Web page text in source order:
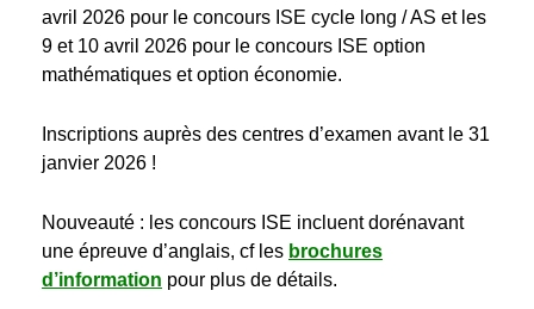
avril 2026 pour le concours ISE cycle long / AS et les
9 et 10 avril 2026 pour le concours ISE option
mathématiques et option économie.
Inscriptions auprès des centres d’examen avant le 31
janvier 2026 !
Nouveauté : les concours ISE incluent dorénavant
une épreuve d’anglais, cf les brochures
d’information pour plus de détails.